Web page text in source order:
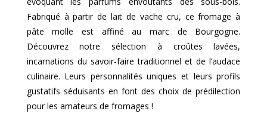
Fabriqué à partir de lait de vache cru, ce fromage à
pâte molle est affiné au marc de Bourgogne.
Découvrez notre sélection à croûtes lavées,
incarnations du savoir-faire traditionnel et de l’audace
culinaire. Leurs personnalités uniques et leurs profils
gustatifs séduisants en font des choix de prédilection
pour les amateurs de fromages !